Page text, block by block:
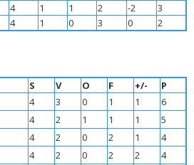
4 1 1 2 -2
3
4 1 0 3 0 2
S V O F +/-
P
4 3 0 1 1
6
4 2 1 1 1
5
4 2 0 2 1
4
4 2 0 2 2
4